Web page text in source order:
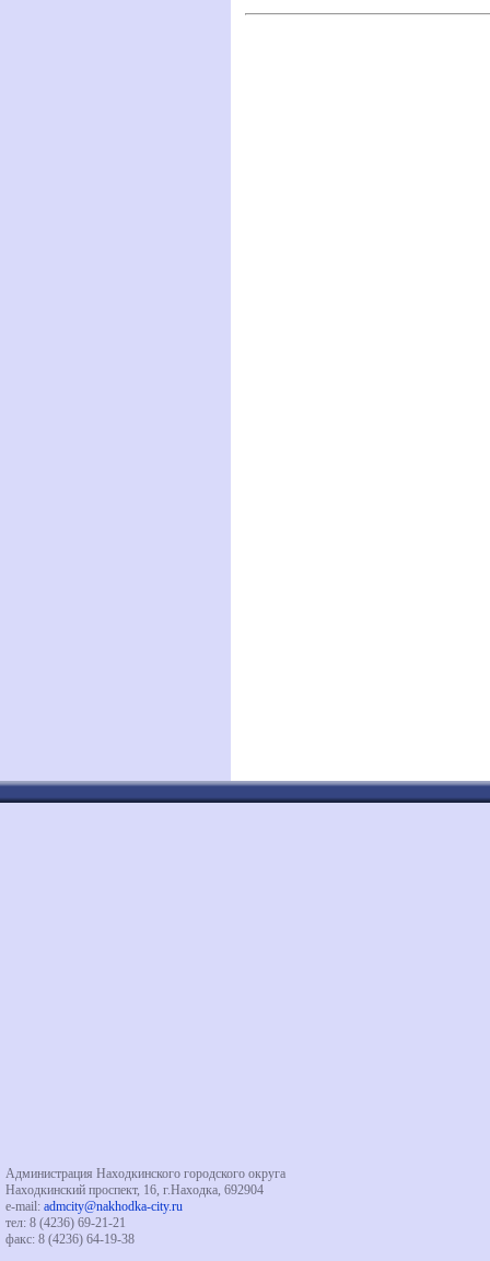
Администрация Находкинского городского округа
Находкинский проспект, 16, г.Находка, 692904
e-mail: admcity@nakhodka-city.ru
тел: 8 (4236) 69-21-21
факс: 8 (4236) 64-19-38